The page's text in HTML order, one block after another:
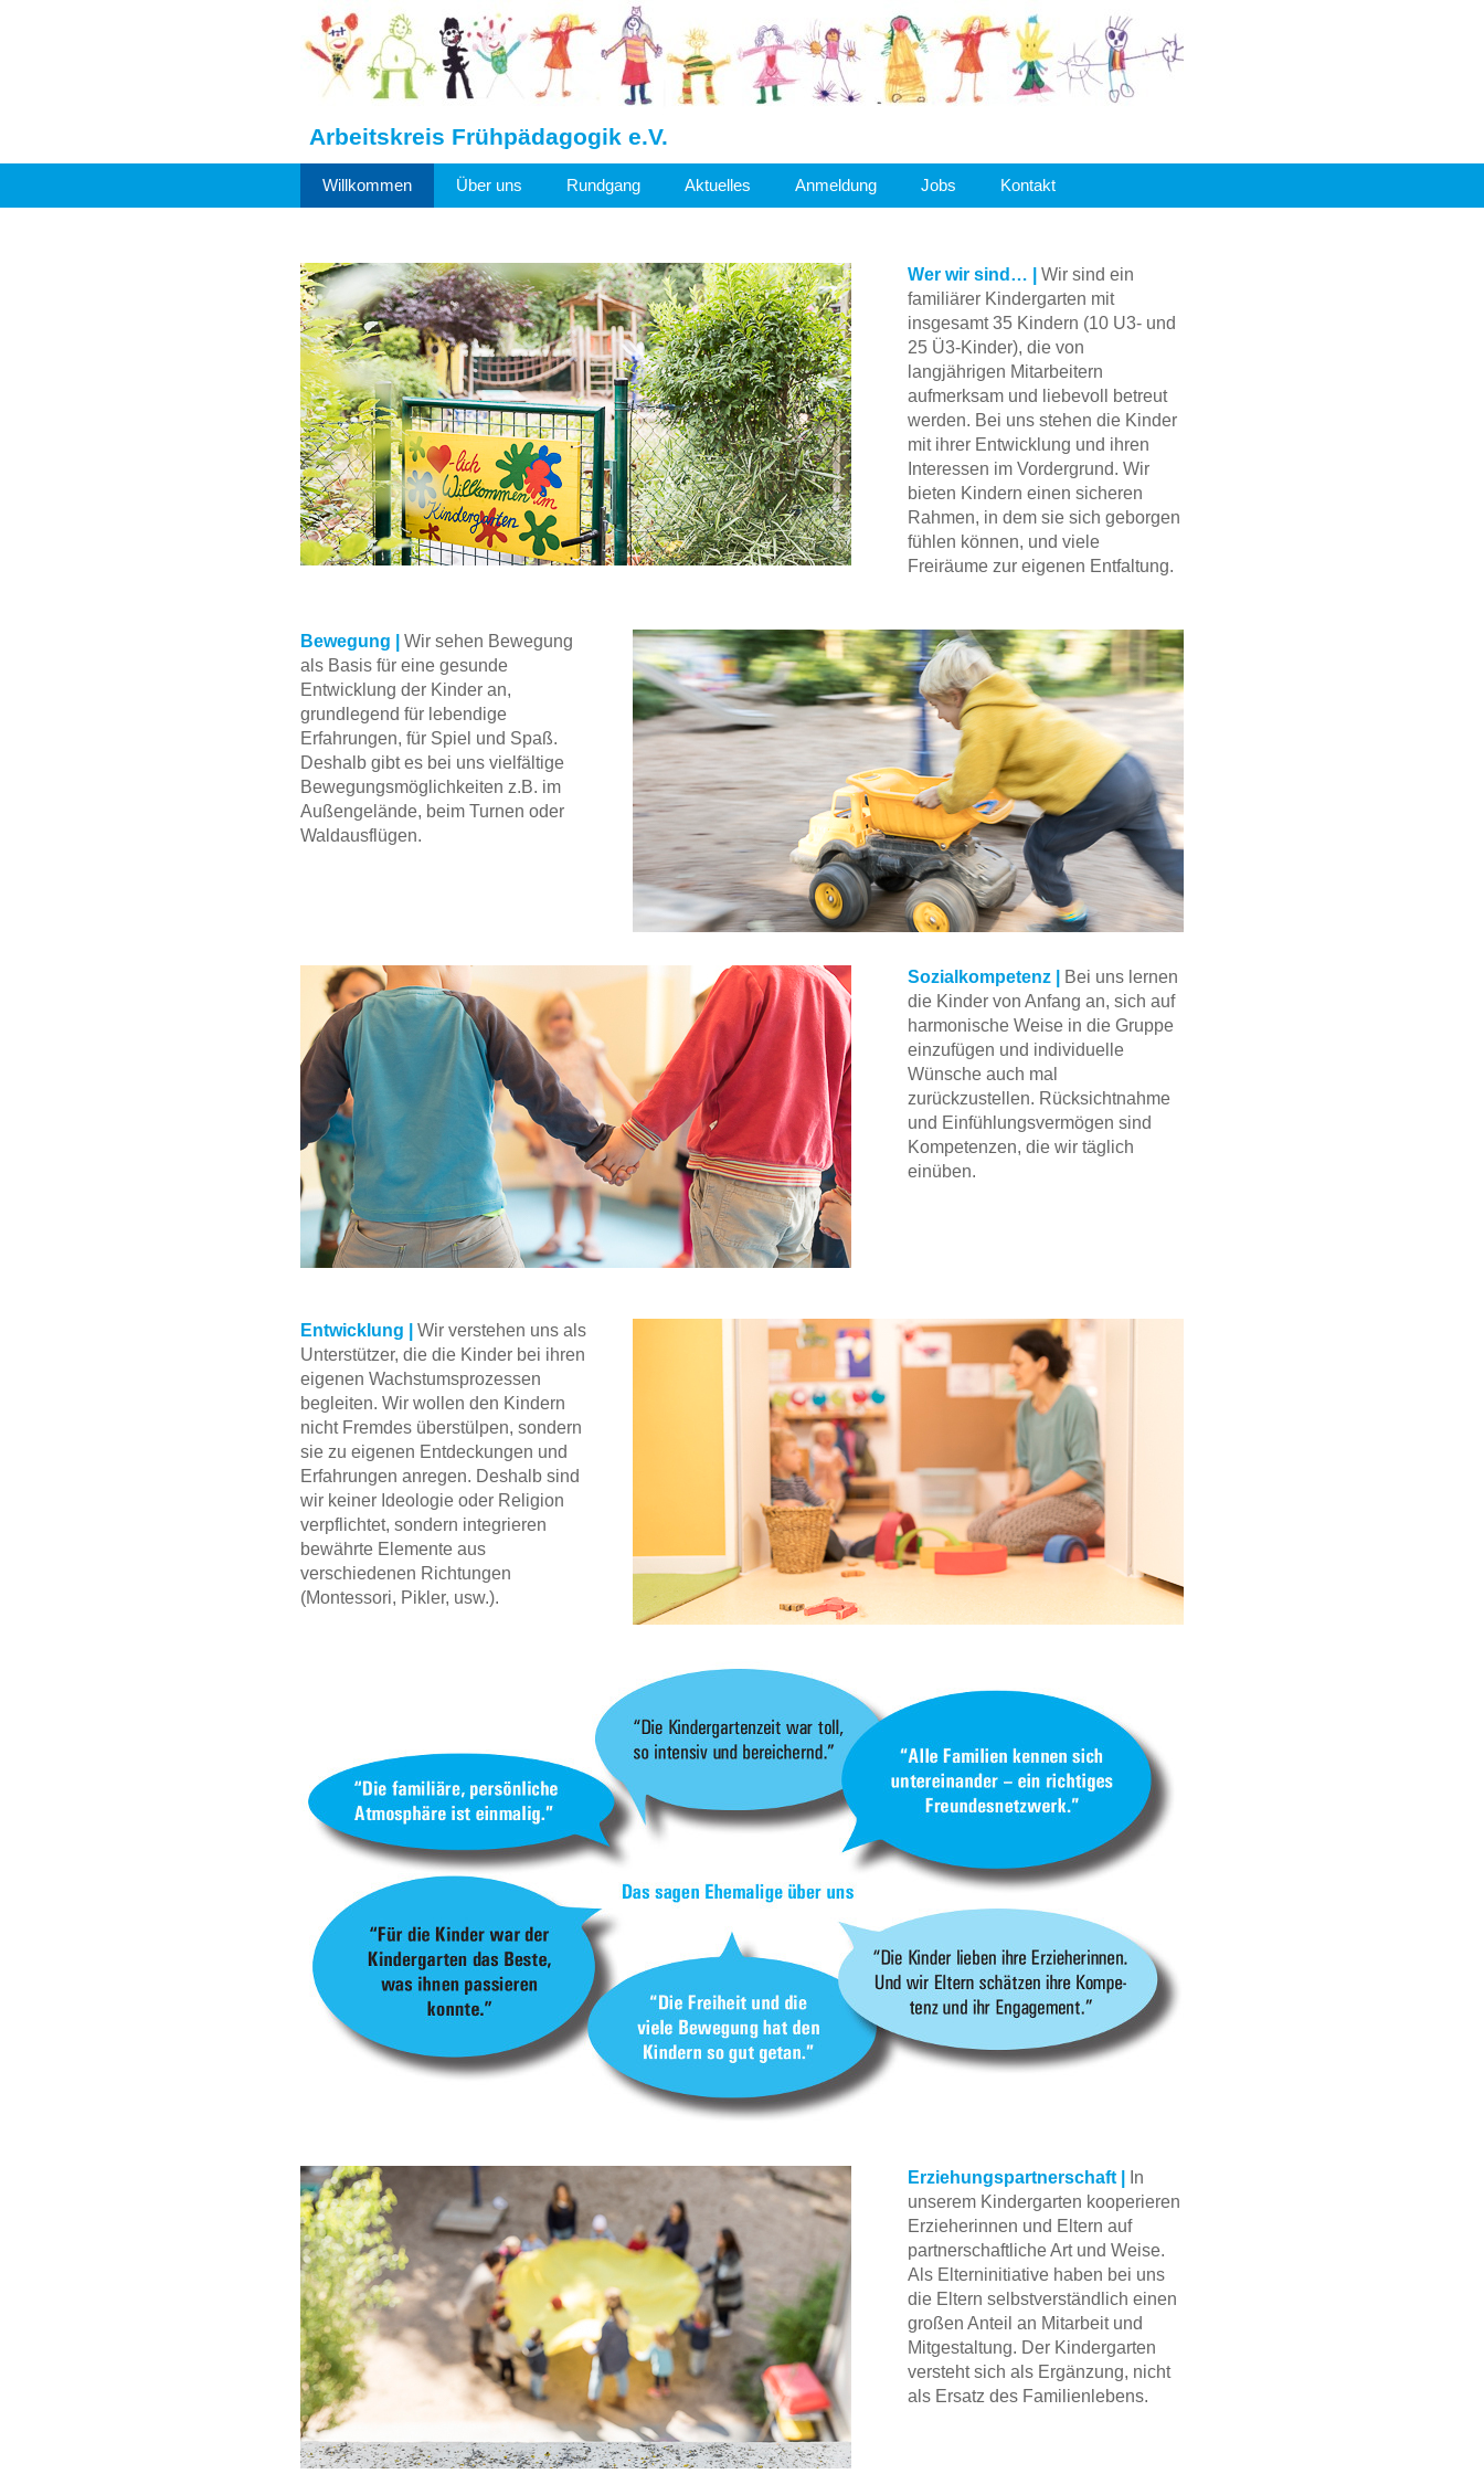
Arbeitskreis Frühpädagogik e.V.
Willkommen Über uns Rundgang Aktuelles Anmeldung Jobs Kontakt
Wer wir sind… |
Wir sind ein
familiärer Kindergarten mit
insgesamt 35 Kindern (10 U3- und
25 Ü3-Kinder), die von
langjährigen Mitarbeitern
aufmerksam und liebevoll betreut
werden. Bei uns stehen die Kinder
mit ihrer Entwicklung und ihren
Interessen im Vordergrund. Wir
bieten Kindern einen sicheren
Rahmen, in dem sie sich geborgen
fühlen können, und viele
Freiräume zur eigenen Entfaltung.
Bewegung |
Wir sehen Bewegung
als Basis für eine gesunde
Entwicklung der Kinder an,
grundlegend für lebendige
Erfahrungen, für Spiel und Spaß.
Deshalb gibt es bei uns vielfältige
Bewegungsmöglichkeiten z.B. im
Außengelände, beim Turnen oder
Waldausflügen.
Sozialkompetenz |
Bei uns lernen
die Kinder von Anfang an, sich auf
harmonische Weise in die Gruppe
einzufügen und individuelle
Wünsche auch mal
zurückzustellen. Rücksichtnahme
und Einfühlungsvermögen sind
Kompetenzen, die wir täglich
einüben.
Entwicklung |
Wir verstehen uns als
Unterstützer, die die Kinder bei ihren
eigenen Wachstumsprozessen
begleiten. Wir wollen den Kindern
nicht Fremdes überstülpen, sondern
sie zu eigenen Entdeckungen und
Erfahrungen anregen. Deshalb sind
wir keiner Ideologie oder Religion
verpflichtet, sondern integrieren
bewährte Elemente aus
verschiedenen Richtungen
(Montessori, Pikler, usw.).
Erziehungspartnerschaft |
In
unserem Kindergarten kooperieren
Erzieherinnen und Eltern auf
partnerschaftliche Art und Weise.
Als Elterninitiative haben bei uns
die Eltern selbstverständlich einen
großen Anteil an Mitarbeit und
Mitgestaltung. Der Kindergarten
versteht sich als Ergänzung, nicht
als Ersatz des Familienlebens.